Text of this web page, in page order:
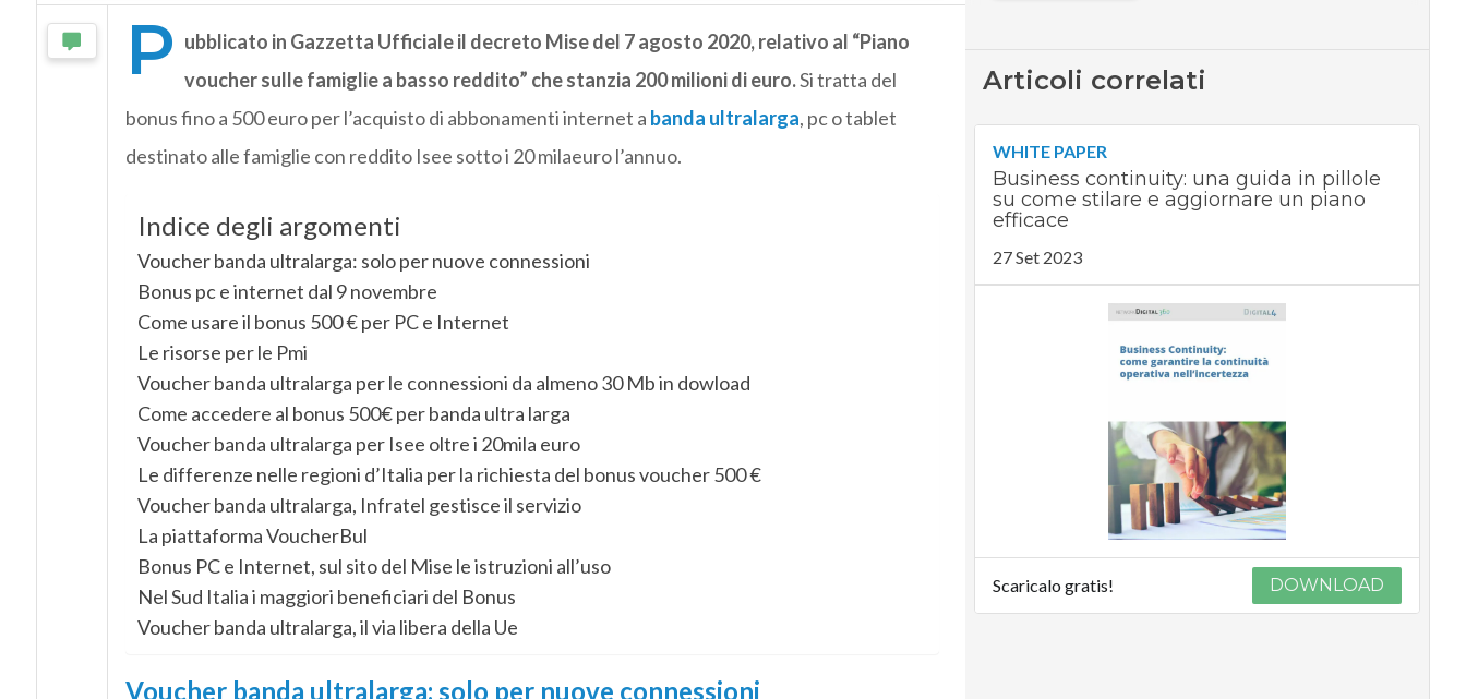
P ubblicato in Gazzetta Ufficiale il decreto Mise del 7 agosto 2020, relativo al “Piano
voucher sulle famiglie a basso reddito” che stanzia 200 milioni di euro.Si tratta del
bonus fino a 500 euro per l’acquisto di abbonamenti internet a banda ultralarga, pc o tablet
destinato alle famiglie con reddito Isee sotto i 20 milaeuro l’annuo.
Indice degli argomenti
Voucher banda ultralarga: solo per nuove connessioni
Bonus pc e internet dal 9 novembre
Come usare il bonus 500 € per PC e Internet
Le risorse per le Pmi
Voucher banda ultralarga per le connessioni da almeno 30 Mb in dowload
Come accedere al bonus 500€ per banda ultra larga
Voucher banda ultralarga per Isee oltre i 20mila euro
Le differenze nelle regioni d’Italia per la richiesta del bonus voucher 500 €
Voucher banda ultralarga, Infratel gestisce il servizio
La piattaforma VoucherBul
Bonus PC e Internet, sul sito del Mise le istruzioni all’uso
Nel Sud Italia i maggiori beneficiari del Bonus
Voucher banda ultralarga, il via libera della Ue
Voucher banda ultralarga: solo per nuove connessioni
Articoli correlati
WHITE PAPER
Business continuity: una guida in pillole
su come stilare e aggiornare un piano
efficace
27 Set 2023
Scaricalo gratis! DOWNLOAD